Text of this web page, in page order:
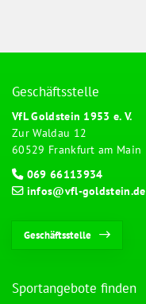
Geschäftsstelle
VfL Goldstein 1953 e. V.
Zur Waldau 12
60529 Frankfurt am Main
069 66113934
infos@vfl-goldstein.de
Geschäftsstelle
Sportangebote finden